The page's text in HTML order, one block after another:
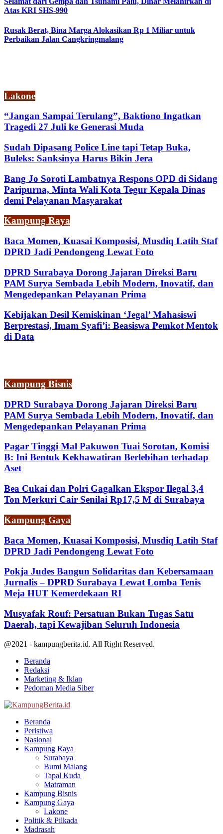
Atas KRI SHS-990
Rusak Berat, Bina Marga Alokasikan Rp 1 Miliar untuk
Perbaikan Jalan Cangkringmalang
Lakone
“Jangan Sampai Terulang”, Baktiono Ingatkan
Tragedi 27 Juli ke Generasi Muda
Sudah Dipasang Police Line tapi Tetap Buka,
Buleks: Sanksinya Harus Bikin Jera
Bang Jo Soroti Lambatnya Respons OPD di Sidang
Paripurna, Minta Wali Kota Tegur Kepala Dinas
demi Pelayanan Masyarakat
Kampung Raya
Baca Momen, Kuasai Komposisi, Musdiq Latih Staf
DPRD Jadi Pendongeng Lewat Foto
DPRD Surabaya Dorong Jajaran Direksi Baru
PAM Surya Sembada Lebih Modern, Inovatif, dan
Mengedepankan Pelayanan Prima
Kebijakan Desil Kemiskinan ‘Jegal’ Mahasiswi
Berprestasi, Imam Syafi’i: Beasiswa Pemkot Mentok
di Data
Kampung Bisnis
DPRD Surabaya Dorong Jajaran Direksi Baru
PAM Surya Sembada Lebih Modern, Inovatif, dan
Mengedepankan Pelayanan Prima
Pagar Tinggi Mal Pakuwon Tuai Sorotan, Komisi
B: Ini Bentuk Kekhawatiran Berlebihan terhadap
Aset
Bea Cukai dan Polri Gagalkan Ekspor Ilegal 3,4
Ton Merkuri Cair Senilai Rp17,5 M di Surabaya
Kampung Gaya
Baca Momen, Kuasai Komposisi, Musdiq Latih Staf
DPRD Jadi Pendongeng Lewat Foto
Pokja Judes Bangun Solidaritas dan Kebersamaan
Jurnalis – DPRD Surabaya Lewat Lomba Tenis
Meja HUT Kemerdekaan RI
Musyafak Rouf: Persatuan Bukan Tugas Satu
Daerah, tapi Kewajiban Seluruh Indonesia
@2021 - kampungberita.id. All Right Reserved.
Beranda
Redaksi
Marketing & Iklan
Pedoman Media Siber
Beranda
Peristiwa
Nasional
Kampung Raya
Surabaya
Bumi Malang
Tapal Kuda
Matraman
Kampung Bisnis
Kampung Gaya
Lakone
Politik & Pilkada
Madrasah